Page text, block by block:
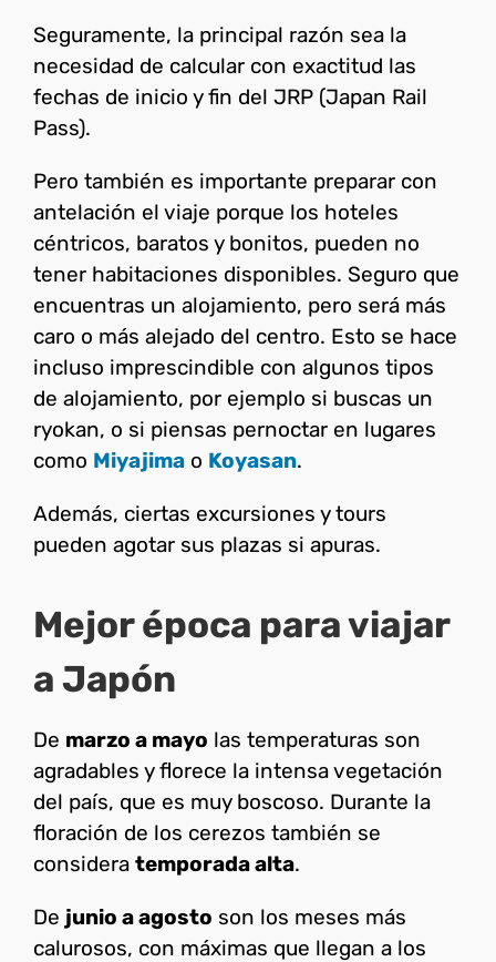
Seguramente, la principal razón sea la
necesidad de calcular con exactitud las
fechas de inicio y fin del JRP (Japan Rail
Pass).
Pero también es importante preparar con
antelación el viaje porque los hoteles
céntricos, baratos y bonitos, pueden no
tener habitaciones disponibles. Seguro que
encuentras un alojamiento, pero será más
caro o más alejado del centro. Esto se hace
incluso imprescindible con algunos tipos
de alojamiento, por ejemplo si buscas un
ryokan, o si piensas pernoctar en lugares
como Miyajima o Koyasan.
Además, ciertas excursiones y tours
pueden agotar sus plazas si apuras.
Mejor época para viajar
a Japón
De marzo a mayo las temperaturas son
agradables y florece la intensa vegetación
del país, que es muy boscoso. Durante la
floración de los cerezos también se
considera temporada alta.
De junio a agosto son los meses más
calurosos, con máximas que llegan a los